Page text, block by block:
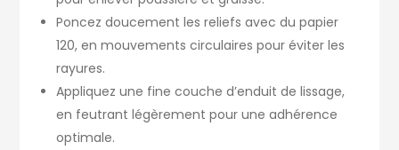
Poncez doucement les reliefs avec du papier
120, en mouvements circulaires pour éviter les
rayures.
Appliquez une fine couche d’enduit de lissage,
en feutrant légèrement pour une adhérence
optimale.